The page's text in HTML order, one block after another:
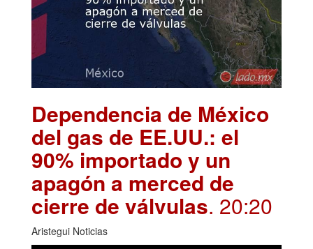
Dependencia de México
del gas de EE.UU.: el
90% importado y un
apagón a merced de
cierre de válvulas. 20:20
Aristegui Noticias